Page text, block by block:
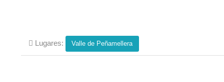
Lugares: Valle de Peñamellera